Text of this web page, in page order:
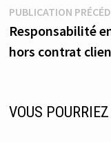
Navigation
de
PUBLICATION
Responsabilité
hors contrat
VOUS